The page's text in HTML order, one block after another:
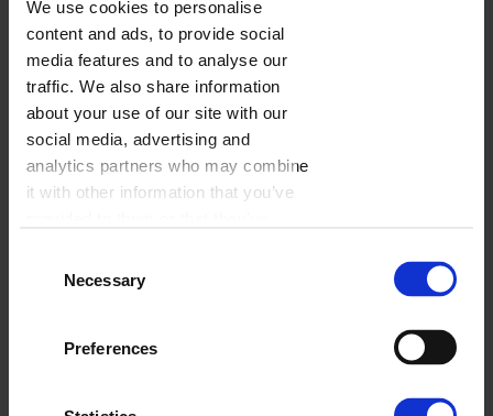
We use cookies to personalise
content and ads, to provide social
media features and to analyse our
traffic. We also share information
about your use of our site with our
social media, advertising and
analytics partners who may combine
it with other information that you’ve
services.
SelectionNecessary
Preferences